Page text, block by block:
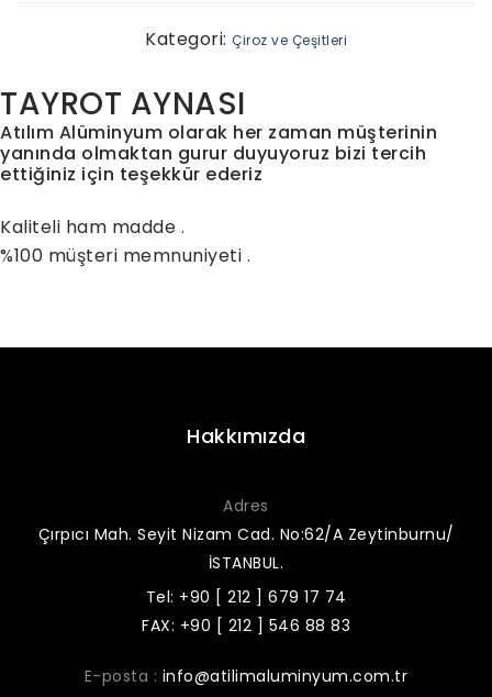
Kategori: Çiroz ve Çeşitleri
TAYROT AYNASI
Atılım Alüminyum olarak her zaman müşterinin
yanında olmaktan gurur duyuyoruz bizi tercih
ettiğiniz için teşekkür ederiz
Kaliteli ham madde .
%100 müşteri memnuniyeti .
Hakkımızda
Adres
Çırpıcı Mah. Seyit Nizam Cad. No:62/A Zeytinburnu/
İSTANBUL.
Tel: +90 [ 212 ] 679 17 74
FAX: +90 [ 212 ] 546 88 83
E-posta : info@atilimaluminyum.com.tr